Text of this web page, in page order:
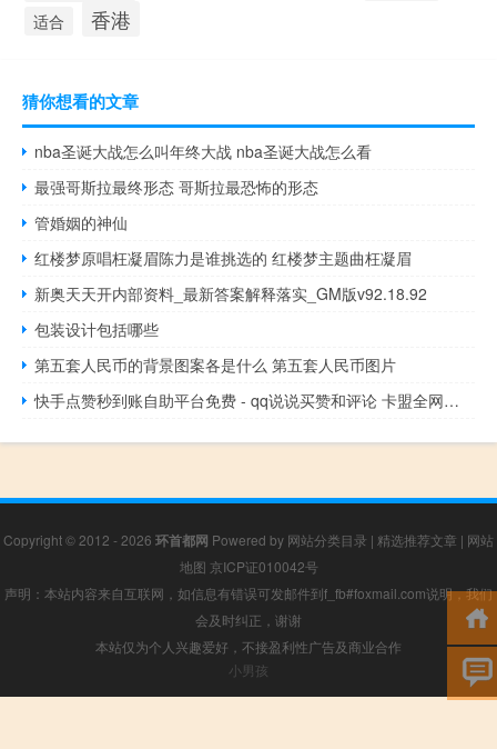
适合 香港
猜你想看的文章
nba圣诞大战怎么叫年终大战 nba圣诞大战怎么看
最强哥斯拉最终形态 哥斯拉最恐怖的形态
管婚姻的神仙
红楼梦原唱枉凝眉陈力是谁挑选的 红楼梦主题曲枉凝眉
新奥天天开内部资料_最新答案解释落实_GM版v92.18.92
包装设计包括哪些
第五套人民币的背景图案各是什么 第五套人民币图片
快手点赞秒到账自助平台免费 - qq说说买赞和评论 卡盟全网最低价格
Copyright © 2012 - 2026 环首都网 Powered by 网站分类目录 | 精选推荐文章 | 网站
地图 京ICP证010042号
声明：本站内容来自互联网，如信息有错误可发邮件到f_fb#foxmail.com说明，我们
会及时纠正，谢谢
本站仅为个人兴趣爱好，不接盈利性广告及商业合作
小男孩